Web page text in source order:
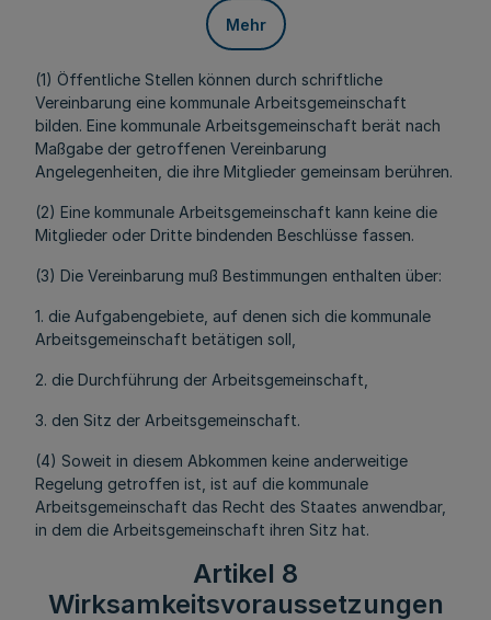
Mehr
(1) Öffentliche Stellen können durch schriftliche
Vereinbarung eine kommunale Arbeitsgemeinschaft
bilden. Eine kommunale Arbeitsgemeinschaft berät nach
Maßgabe der getroffenen Vereinbarung
Angelegenheiten, die ihre Mitglieder gemeinsam berühren.
(2) Eine kommunale Arbeitsgemeinschaft kann keine die
Mitglieder oder Dritte bindenden Beschlüsse fassen.
(3) Die Vereinbarung muß Bestimmungen enthalten über:
1. die Aufgabengebiete, auf denen sich die kommunale
Arbeitsgemeinschaft betätigen soll,
2. die Durchführung der Arbeitsgemeinschaft,
3. den Sitz der Arbeitsgemeinschaft.
(4) Soweit in diesem Abkommen keine anderweitige
Regelung getroffen ist, ist auf die kommunale
Arbeitsgemeinschaft das Recht des Staates anwendbar,
in dem die Arbeitsgemeinschaft ihren Sitz hat.
Artikel 8
Wirksamkeitsvoraussetzungen